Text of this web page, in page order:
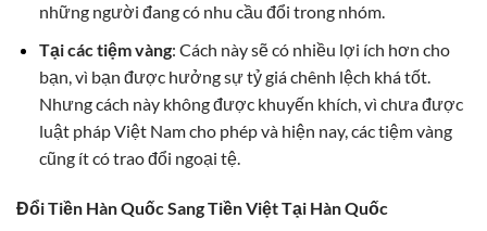
những người đang có nhu cầu đổi trong nhóm.
Tại các tiệm vàng: Cách này sẽ có nhiều lợi ích hơn cho
bạn, vì bạn được hưởng sự tỷ giá chênh lệch khá tốt.
Nhưng cách này không được khuyến khích, vì chưa được
luật pháp Việt Nam cho phép và hiện nay, các tiệm vàng
cũng ít có trao đổi ngoại tệ.
Đổi Tiền Hàn Quốc Sang Tiền Việt Tại Hàn Quốc